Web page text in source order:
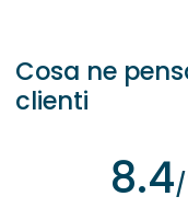
Cosa ne
clienti
8.4